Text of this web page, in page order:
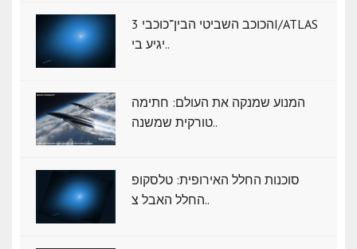
הכוכב השביטי הבין־כוכבי 3I/ATLAS
יגיע בי..
המנוע שמנקה את העולם: חתימה
טורקית שמשנה..
סוכנות החלל האירופית: טלסקופ
החלל האבל צ..